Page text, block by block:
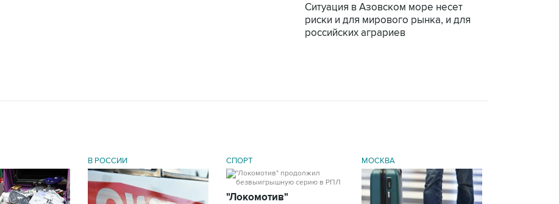
Ситуация в Азовском море несет
риски и для мирового рынка, и для
российских аграриев
В РОССИИ СПОРТ
"Локомотив"
МОСКВА